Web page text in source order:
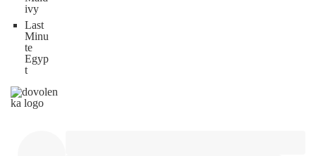
ivy
Last
Minu
te
Egyp
t